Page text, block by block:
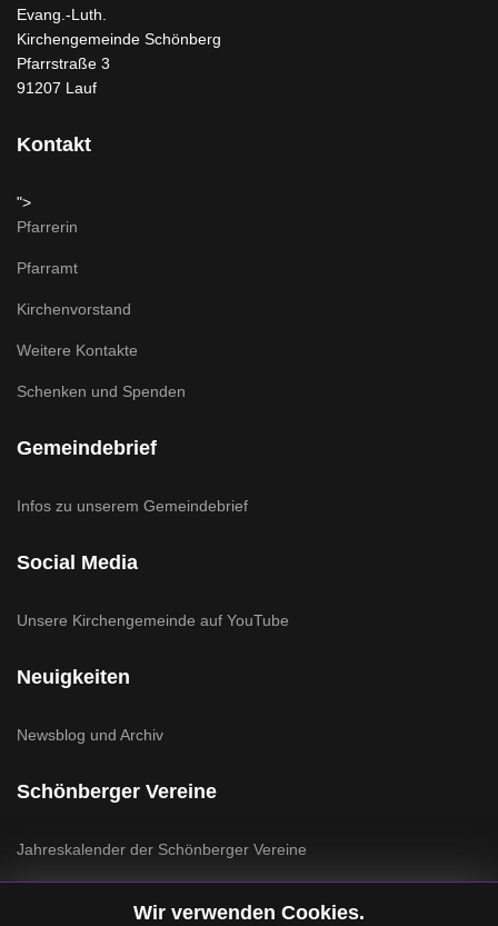
Evang.-Luth.
Kirchengemeinde Schönberg
Pfarrstraße 3
91207 Lauf
Kontakt
">
Pfarrerin
Pfarramt
Kirchenvorstand
Weitere Kontakte
Schenken und Spenden
Gemeindebrief
Infos zu unserem Gemeindebrief
Social Media
Unsere Kirchengemeinde auf YouTube
Neuigkeiten
Newsblog und Archiv
Schönberger Vereine
Jahreskalender der Schönberger Vereine
Wir verwenden Cookies.